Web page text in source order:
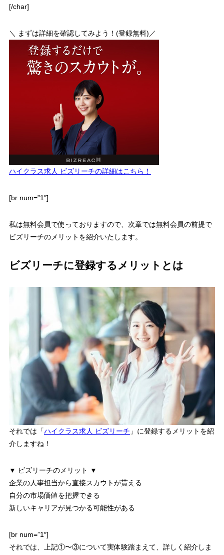
[/char]
＼ まずは詳細を確認してみよう！(登録無料)／
ハイクラス求人 ビズリーチの詳細はこちら！
[br num=”1″]
私は無料会員で使っておりますので、次章では無料会員の前提で
ビズリーチのメリットを紹介いたします。
ビズリーチに登録するメリットとは
それでは「ハイクラス求人 ビズリーチ 」に登録するメリットを紹
介しますね！
▼ ビズリーチのメリット ▼
企業の人事担当から直接スカウトが貰える
自分の市場価値を把握できる
新しいキャリアが見つかる可能性がある
[br num=”1″]
それでは、上記①〜③について実体験踏まえて、詳しく紹介しま